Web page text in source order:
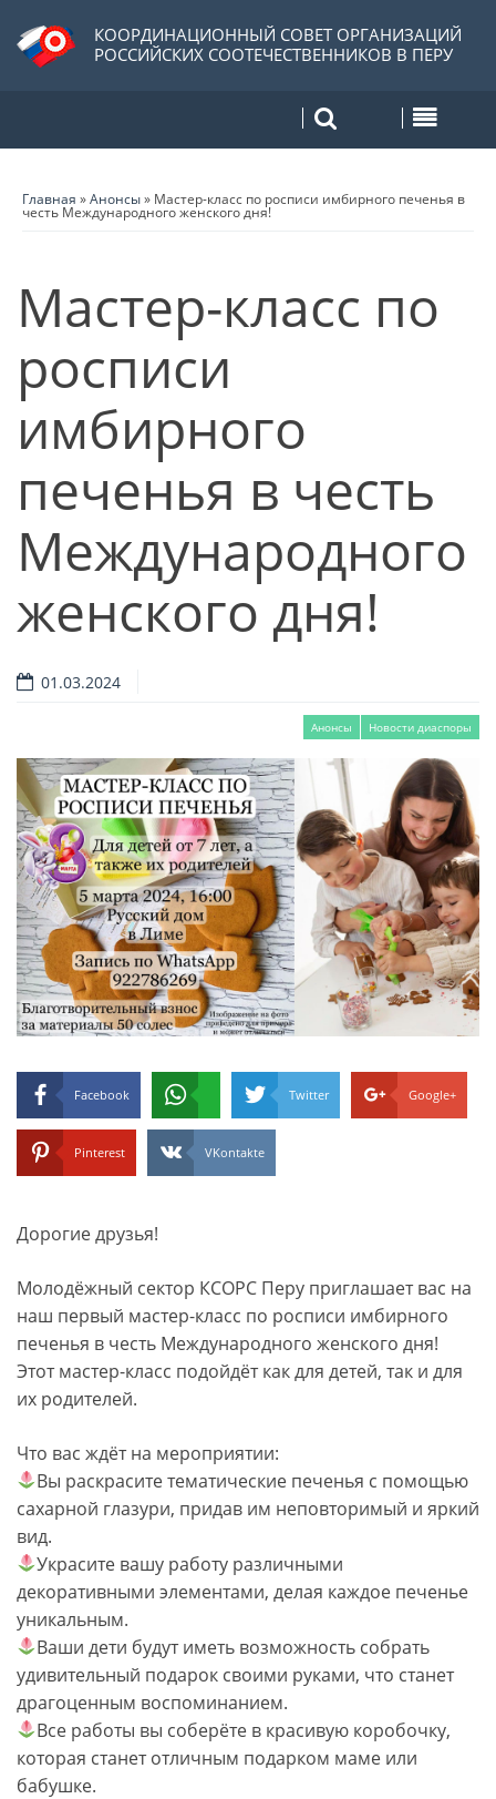
КООРДИНАЦИОННЫЙ СОВЕТ ОРГАНИЗАЦИЙ
РОССИЙСКИХ СООТЕЧЕСТВЕННИКОВ В ПЕРУ
Главная »Анонсы» Мастер-класс по росписи имбирного печенья в
честь Международного женского дня!
Мастер-класс по
росписи
имбирного
печенья в честь
Международного
женского дня!
01.03.2024
Анонсы Новости диаспоры
Facebook Twitter Google+
Pinterest VKontakte
Дорогие друзья!
Молодёжный сектор КСОРС Перу приглашает вас на
наш первый мастер-класс по росписи имбирного
печенья в честь Международного женского дня!
Этот мастер-класс подойдёт как для детей, так и для
их родителей.
Что вас ждёт на мероприятии:
Вы раскрасите тематические печенья с помощью
сахарной глазури, придав им неповторимый и яркий
вид.
Украсите вашу работу различными
декоративными элементами, делая каждое печенье
уникальным.
Ваши дети будут иметь возможность собрать
удивительный подарок своими руками, что станет
драгоценным воспоминанием.
Все работы вы соберёте в красивую коробочку,
которая станет отличным подарком маме или
бабушке.